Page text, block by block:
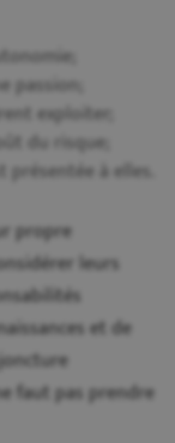
passion;
exploiter;
du risque;
à elles.
propre
leurs
et de
faut pas prendre